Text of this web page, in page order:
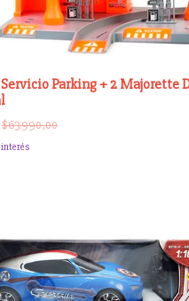
Parking + 2 Majorette
$63.990,00